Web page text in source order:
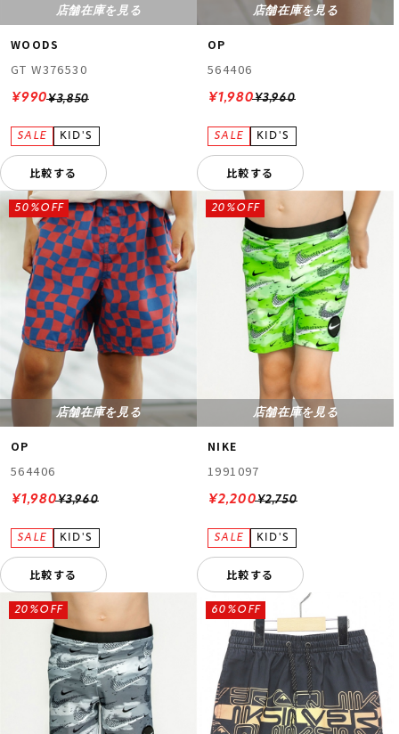
店舗在庫を見る
WOODS
GT W376530
¥3,850
¥990
比較する
店舗在庫を見る
OP
564406
¥3,960
¥1,980
比較する
店舗在庫を見る
OP
564406
¥3,960
50%OFF
¥1,980
比較する
店舗在庫を見る
NIKE
1991097
¥2,750
20%OFF
¥2,200
比較する
20%OFF 60%OFF